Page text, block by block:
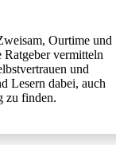
Ourtime und
vermitteln
und
Lesern dabei, auch
zu finden.